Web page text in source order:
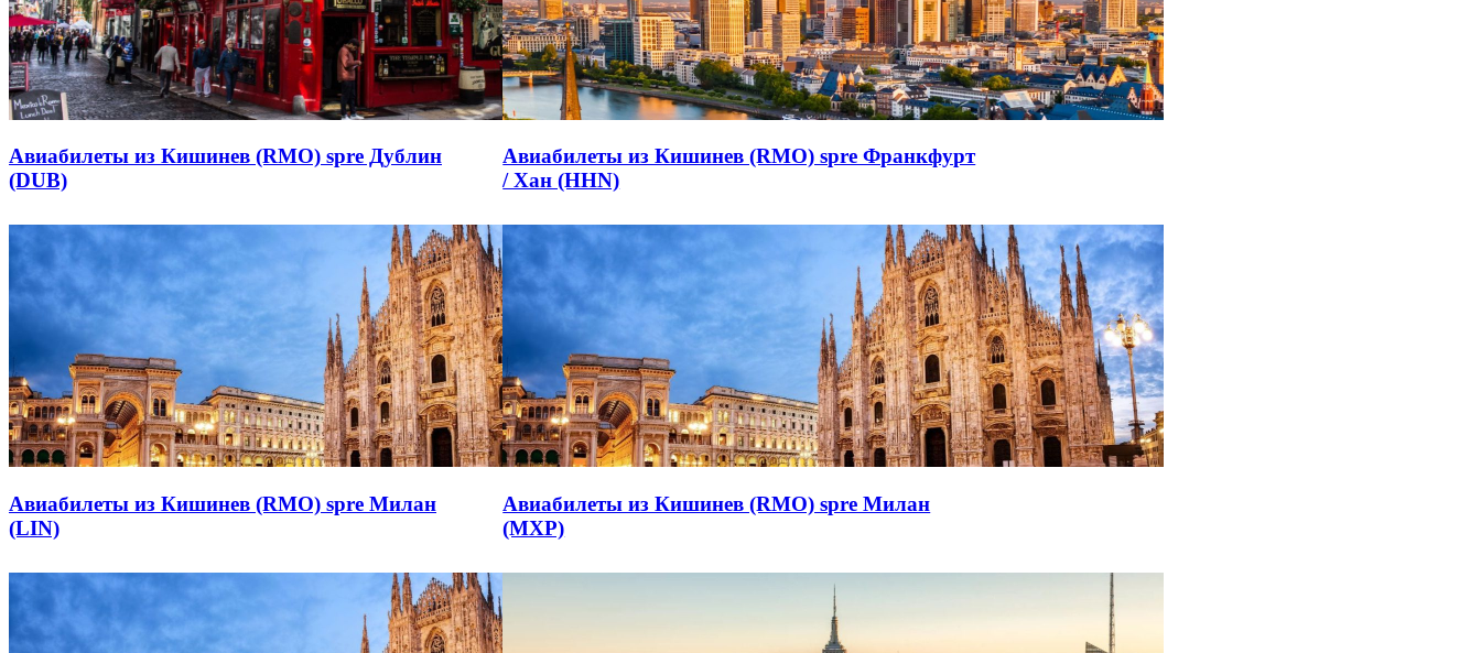
Авиабилеты из Кишинев (RMO) spre Дублин
(DUB)
Авиабилеты из Кишинев (RMO) spre Франкфурт
/ Хан (HHN)
Авиабилеты из Кишинев (RMO) spre Милан
(LIN)
Авиабилеты из Кишинев (RMO) spre Милан
(MXP)